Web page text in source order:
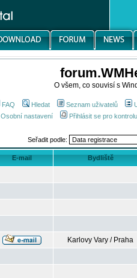
O všem, co souvisí s
FAQ Hledat Seznam uživatelů
Osobní nastavení
Přihlásit se pro
Seřadit podle:
E-mail Bydliště
Karlovy Vary / Praha